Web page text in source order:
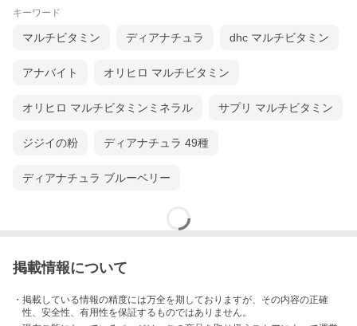
キーワード
マルチビタミン ディアナチュラ dhc マルチビタミン
アナバイト オリヒロ マルチビタミン
オリヒロ マルチビタミンミネラル サプリ マルチビタミン
ジジイの粉 ディアナチュラ 49種
ディアナチュラ ブルーベリー
掲載情報について
・掲載している情報の精度には万全を期しておりますが、その内容の正確
性、安全性、有用性を保証するものではありません。